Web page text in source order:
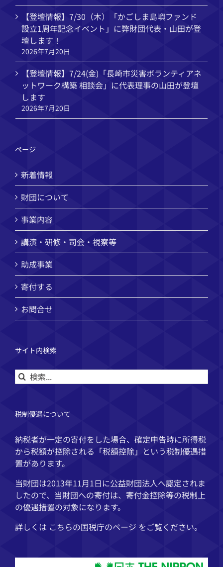
【登壇情報】7/30（木）「かごしま島嶼ファンド
設立1周年記念イベント」に弊財団代表・山田が登
壇します！
2026年7月20日
【登壇情報】7/24(金)「長崎市災害ボランティアネ
ットワーク構築 相談会」に代表理事の山田が登壇
します
2026年7月20日
ページ
新着情報
財団について
事業内容
講演・研修・司会・視察等
助成事業
寄付する
お問合せ
サイト内検索
検
索
税制優遇について
納税者が一定の寄付をした場合、確定申告時に所得税
から税額が控除される「税額控除」という税制優遇措
置があります。
当財団は2013年11月1日に公益財団法人へ認定されま
したので、当財団への寄付は、寄付金控除等の税制上
の優遇措置の対象になります。
詳しくは こちらの国税庁のページ をご覧ください。